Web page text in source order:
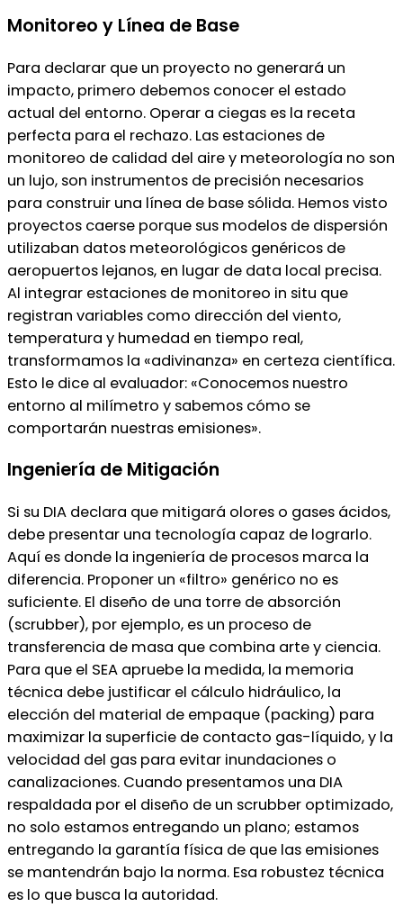
Monitoreo y Línea de Base
Para declarar que un proyecto no generará un
impacto, primero debemos conocer el estado
actual del entorno. Operar a ciegas es la receta
perfecta para el rechazo. Las estaciones de
monitoreo de calidad del aire y meteorología no son
un lujo, son instrumentos de precisión necesarios
para construir una línea de base sólida. Hemos visto
proyectos caerse porque sus modelos de dispersión
utilizaban datos meteorológicos genéricos de
aeropuertos lejanos, en lugar de data local precisa.
Al integrar estaciones de monitoreo in situ que
registran variables como dirección del viento,
temperatura y humedad en tiempo real,
transformamos la «adivinanza» en certeza científica.
Esto le dice al evaluador: «Conocemos nuestro
entorno al milímetro y sabemos cómo se
comportarán nuestras emisiones».
Ingeniería de Mitigación
Si su DIA declara que mitigará olores o gases ácidos,
debe presentar una tecnología capaz de lograrlo.
Aquí es donde la ingeniería de procesos marca la
diferencia. Proponer un «filtro» genérico no es
suficiente. El diseño de una torre de absorción
(scrubber), por ejemplo, es un proceso de
transferencia de masa que combina arte y ciencia.
Para que el SEA apruebe la medida, la memoria
técnica debe justificar el cálculo hidráulico, la
elección del material de empaque (packing) para
maximizar la superficie de contacto gas-líquido, y la
velocidad del gas para evitar inundaciones o
canalizaciones. Cuando presentamos una DIA
respaldada por el diseño de un scrubber optimizado,
no solo estamos entregando un plano; estamos
entregando la garantía física de que las emisiones
se mantendrán bajo la norma. Esa robustez técnica
es lo que busca la autoridad.